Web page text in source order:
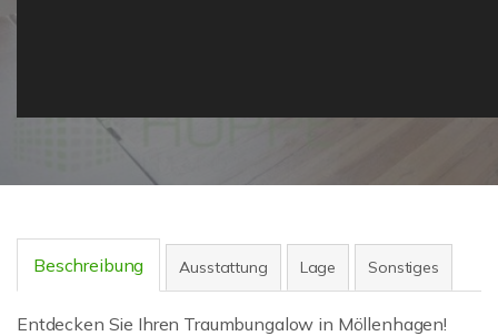
Beschreibung Ausstattung Lage Sonstiges
Entdecken Sie Ihren Traumbungalow in Möllenhagen!